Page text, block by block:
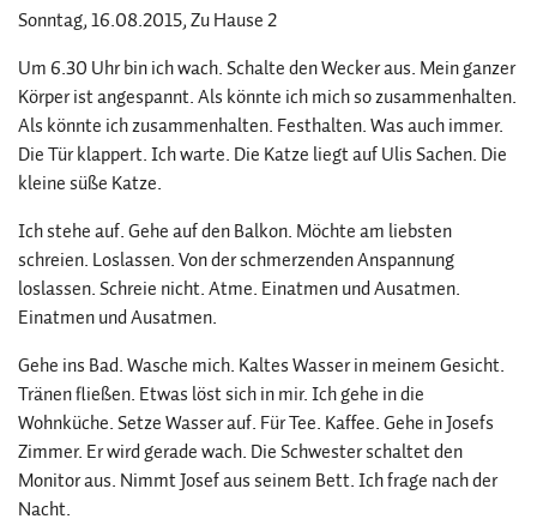
Sonntag, 16.08.2015, Zu Hause 2
Um 6.30 Uhr bin ich wach. Schalte den Wecker aus. Mein ganzer
Körper ist angespannt. Als könnte ich mich so zusammenhalten.
Als könnte ich zusammenhalten. Festhalten. Was auch immer.
Die Tür klappert. Ich warte. Die Katze liegt auf Ulis Sachen. Die
kleine süße Katze.
Ich stehe auf. Gehe auf den Balkon. Möchte am liebsten
schreien. Loslassen. Von der schmerzenden Anspannung
loslassen. Schreie nicht. Atme. Einatmen und Ausatmen.
Einatmen und Ausatmen.
Gehe ins Bad. Wasche mich. Kaltes Wasser in meinem Gesicht.
Tränen fließen. Etwas löst sich in mir. Ich gehe in die
Wohnküche. Setze Wasser auf. Für Tee. Kaffee. Gehe in Josefs
Zimmer. Er wird gerade wach. Die Schwester schaltet den
Monitor aus. Nimmt Josef aus seinem Bett. Ich frage nach der
Nacht.